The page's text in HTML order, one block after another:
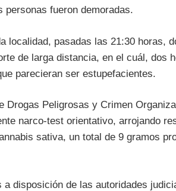
fueron demoradas.
localidad, pasadas las 21:30 horas,
de larga distancia, en el cuál, dos
parecieran ser estupefacientes.
Drogas Peligrosas y Crimen
narco-test orientativo, arrojando
sativa, un total de 9 gramos
disposición de las autoridades